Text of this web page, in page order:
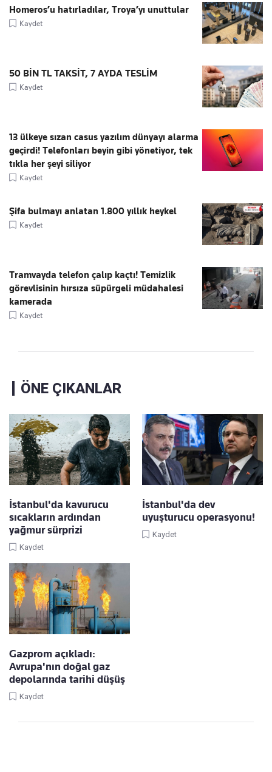
Homeros’u hatırladılar, Troya’yı unuttular
Kaydet
50 BİN TL TAKSİT, 7 AYDA TESLİM
Kaydet
13 ülkeye sızan casus yazılım dünyayı alarma
geçirdi! Telefonları beyin gibi yönetiyor, tek
tıkla her şeyi siliyor
Kaydet
Şifa bulmayı anlatan 1.800 yıllık heykel
Kaydet
Tramvayda telefon çalıp kaçtı! Temizlik
görevlisinin hırsıza süpürgeli müdahalesi
kamerada
Kaydet
ÖNE ÇIKANLAR
İstanbul'da kavurucu
sıcakların ardından
yağmur sürprizi
Kaydet
İstanbul'da dev
uyuşturucu operasyonu!
Kaydet
Gazprom açıkladı:
Avrupa'nın doğal gaz
depolarında tarihi düşüş
Kaydet